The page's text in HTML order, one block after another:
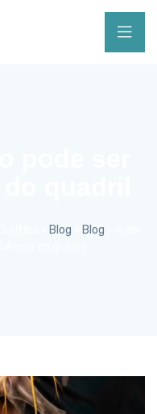
Blog Blog